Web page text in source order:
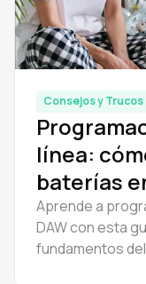
Consejos y Trucos
línea:
baterías
Aprende a
DAW con esta
fundamentos